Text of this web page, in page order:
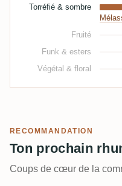
Torréfié & sombre
Fruité
Funk & esters
Végétal & floral
RECOMMANDATION
Ton prochain
Coups de cœur de la